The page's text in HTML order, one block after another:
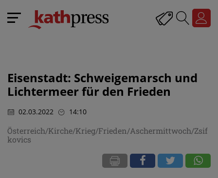
Eisenstadt: Schweigemarsch und
Lichtermeer für den Frieden
02.03.2022 14:10
Österreich/Kirche/Krieg/Frieden/Aschermittwoch/Zsif
kovics